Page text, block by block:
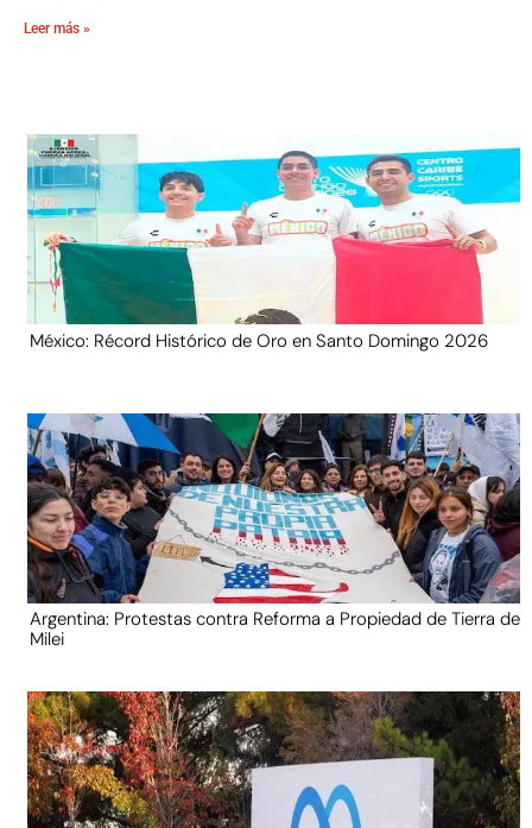
Leer más »
México: Récord Histórico de Oro en Santo Domingo 2026
Argentina: Protestas contra Reforma a Propiedad de Tierra de
Milei